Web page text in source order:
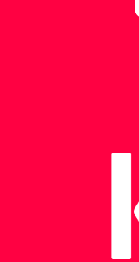
la supuesta
antiextorsión
investigadores
seguridad
cerca de 300
de reconstruir
y establecer
seguimiento
la modalidad
posible
sido